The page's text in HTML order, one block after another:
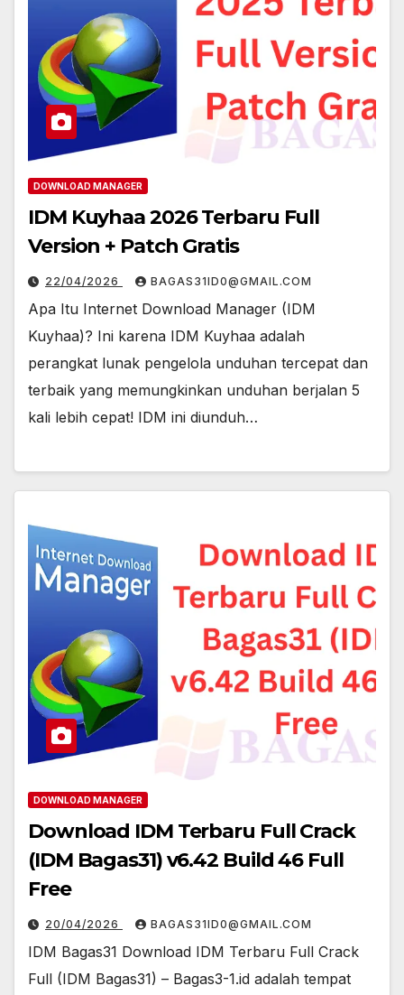
DOWNLOAD MANAGER
IDM Kuyhaa 2026 Terbaru Full
Version + Patch Gratis
22/04/2026 BAGAS31ID0@GMAIL.COM
Apa Itu Internet Download Manager (IDM
Kuyhaa)? Ini karena IDM Kuyhaa adalah
perangkat lunak pengelola unduhan tercepat dan
terbaik yang memungkinkan unduhan berjalan 5
kali lebih cepat! IDM ini diunduh…
DOWNLOAD MANAGER
Download IDM Terbaru Full Crack
(IDM Bagas31) v6.42 Build 46 Full
Free
20/04/2026 BAGAS31ID0@GMAIL.COM
IDM Bagas31 Download IDM Terbaru Full Crack
Full (IDM Bagas31) – Bagas3-1.id adalah tempat